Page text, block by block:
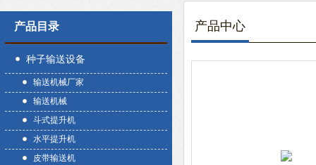
产品目录
种子输送设备
输送机械厂家
输送机械
斗式提升机
水平提升机
皮带输送机
产品中心